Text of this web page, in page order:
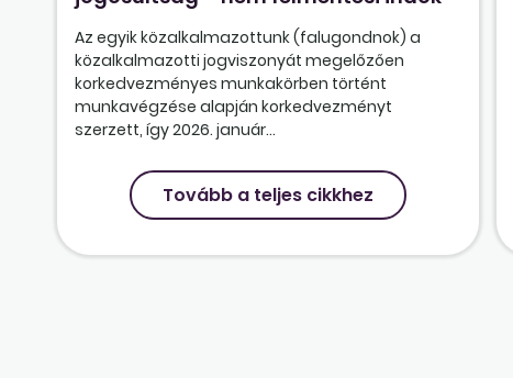
Az egyik közalkalmazottunk (falugondnok) a
közalkalmazotti jogviszonyát megelőzően
korkedvezményes munkakörben történt
munkavégzése alapján korkedvezményt
szerzett, így 2026. január...
Tovább a teljes cikkhez